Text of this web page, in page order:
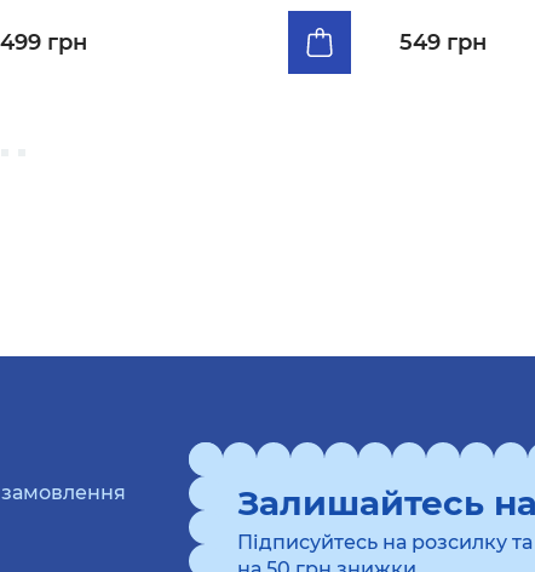
499 грн 549 грн
Залишайтесь
Підписуйтесь на розсилку